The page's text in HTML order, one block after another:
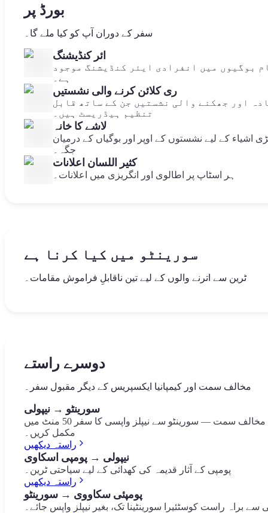
بورڈ پر
سفر کے دوران آپ کو کیا ملے گا۔
ائر کنڈیشنگ
بوگیوں میں انفرادی ایئر کنڈیشنگ موجود
ہے۔
ری کلائن کرنے والی نشستیں
اور جھکنے والی نشستیں جن کے ساتھ قابل
تنظیم ہیڈریسٹ ہیں۔
لاشے کا خانہ
اشیاء کے لیے نشستوں کے اوپر اور بوگیاں کے درمیان
جگہ۔
کثیر اللسان اعلانات
ہر اسٹاپ پر اطالوی اور انگریزی میں اعلانات۔
سورینٹو میں کیا کرنا ہے
ٹرین سے اترنے والوں کے لیے تین ناقابلِ فراموش مقامات۔
Piazza Tasso
دوسرے راستے
مخالف سمت اور کیمپانیا ایکسپریس کے دیگر مقبول سفر۔
سورینٹو → نیپولی
مخالف سمت — سورینٹو سے نیپلز واپسی کا سفر 50 منٹ میں
مکمل کریں۔
راستہ دیکھیں
نیپولی → پومپی اسکاوی
پومپی کے آثار قدیمہ کی کھدائی کے لیے سیاحتی ٹرین۔
راستہ دیکھیں
پومپئی سکاووی → سورینٹو
سے براہ راست کوسٹئیرا سورینٹینا تک، بغیر نیپلز واپس جائے۔